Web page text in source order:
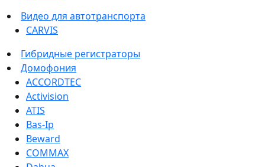
Видео для автотранспорта
CARVIS
Гибридные регистраторы
Домофония
ACCORDTEC
Activision
ATIS
Bas-Ip
Beward
COMMAX